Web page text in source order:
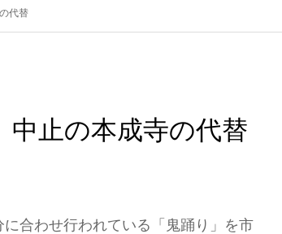
代替
止の本成寺の代替
合わせ行われている「鬼踊り」を市